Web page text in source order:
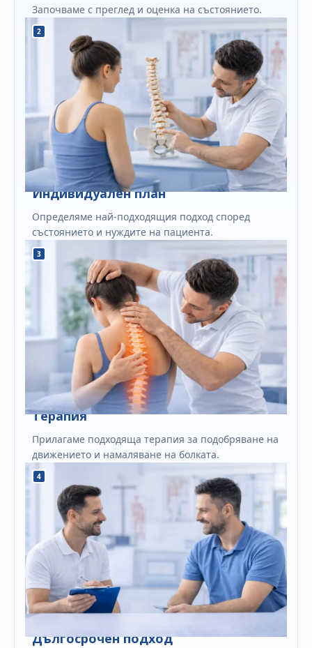
Започваме с преглед и оценка на състоянието.
2
Индивидуален план
Определяме най-подходящия подход според
състоянието и нуждите на пациента.
3
Терапия
Прилагаме подходяща терапия за подобряване на
движението и намаляване на болката.
4
Дългосрочен подход